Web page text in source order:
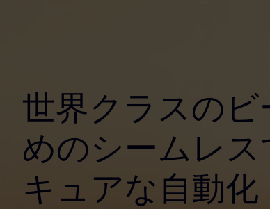
世界クラスの
めのシームレ
キュアな自動化